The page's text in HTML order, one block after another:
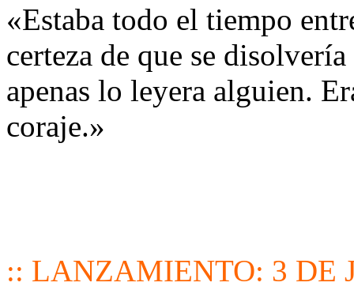
«Estaba todo el tiempo
certeza de que se
apenas lo leyera alguien.
coraje.»
:: LANZAMIENTO: 3 DE